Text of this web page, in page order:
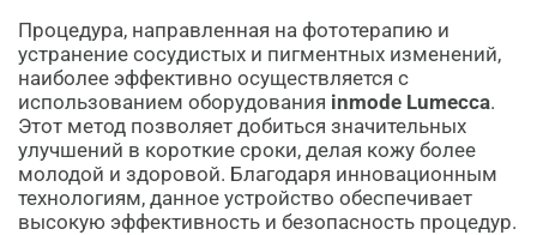
Процедура, направленная на фототерапию и
устранение сосудистых и пигментных изменений,
наиболее эффективно осуществляется с
использованием оборудования inmode Lumecca.
Этот метод позволяет добиться значительных
улучшений в короткие сроки, делая кожу более
молодой и здоровой. Благодаря инновационным
технологиям, данное устройство обеспечивает
высокую эффективность и безопасность процедур.